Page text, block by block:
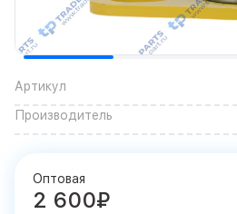
Артикул
Производитель
Оптовая
2 600₽